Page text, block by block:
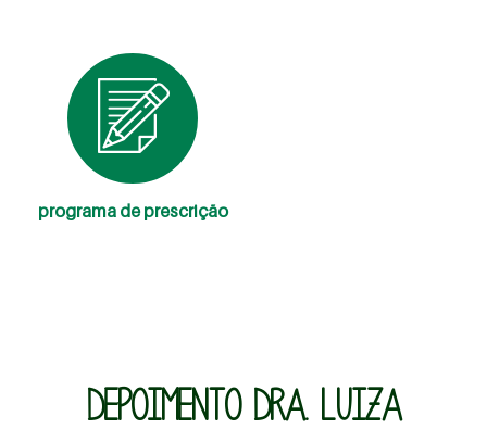
programa de prescrição
DEPOIMENTO DRA. LUIZA